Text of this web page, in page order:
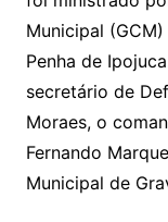
Municipal
Penha de
secretário de
Moraes, o
Fernando
Municipal de